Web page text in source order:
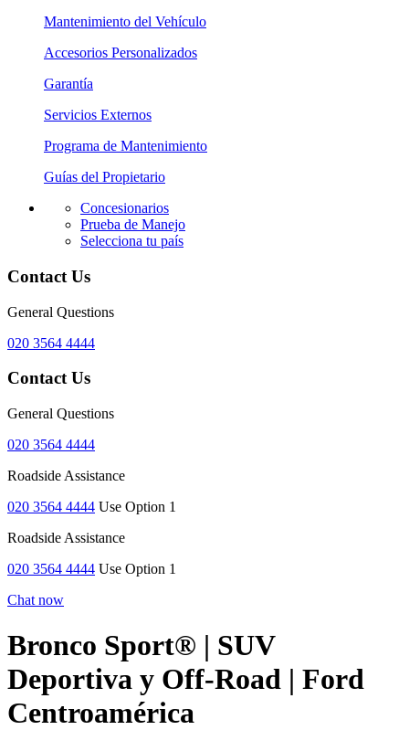
Mantenimiento del Vehículo
Accesorios Personalizados
Garantía
Servicios Externos
Programa de Mantenimiento
Guías del Propietario
Concesionarios
Prueba de Manejo
Selecciona tu país
Contact Us
General Questions
020 3564 4444
Contact Us
General Questions
020 3564 4444
Roadside Assistance
020 3564 4444 Use Option 1
Roadside Assistance
020 3564 4444 Use Option 1
Chat now
Bronco Sport® | SUV
Deportiva y Off-Road | Ford
Centroamérica